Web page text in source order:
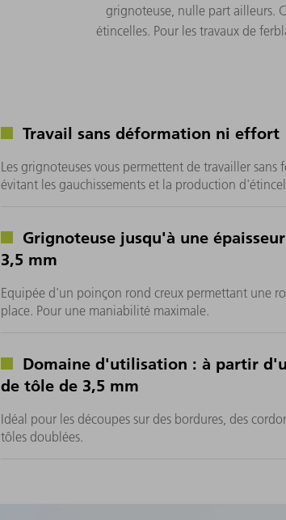
grignoteuse, nulle part ailleurs.
étincelles. Pour les travaux de
Travail sans déformation ni effort
Les grignoteuses vous permettent de travailler sans
évitant les gauchissements et la production
Grignoteuse jusqu'à une
3,5 mm
Equipée d'un poinçon rond creux permettant une
place. Pour une maniabilité maximale.
Domaine d'utilisation : à partir
de tôle de 3,5 mm
Idéal pour les découpes sur des bordures, des
tôles doublées.